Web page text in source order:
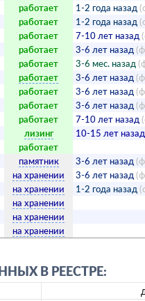
работает 1-2 года назад
работает 1-2 года назад
работает 7-10 лет назад
работает 3-6 лет назад
работает 3-6 мес. назад
работает 3-6 лет назад
работает 3-6 лет назад
работает 3-6 лет назад
работает 7-10 лет назад
лизинг 10-15 лет назад
работает
памятник 3-6 лет назад
на хранении 3-6 лет назад
на хранении 1-2 года назад
на хранении
на хранении
на хранении
В РЕЕСТРЕ: